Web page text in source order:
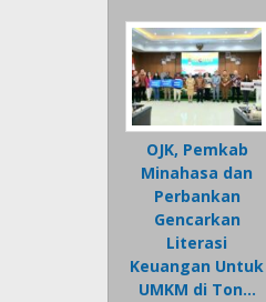
OJK, Pemkab
Minahasa dan
Perbankan
Gencarkan
Literasi
Keuangan Untuk
UMKM di Ton…